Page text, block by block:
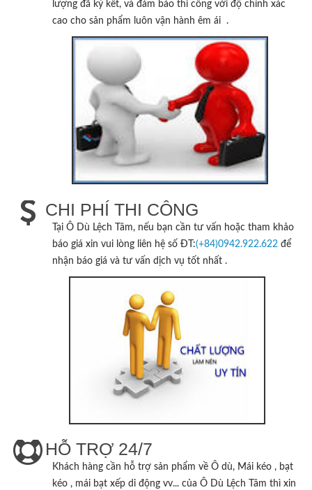
lượng đã ký kết, và đảm bảo thi công với độ chính xác
cao cho sản phẩm luôn vận hành êm ái .
CHI PHÍ THI CÔNG
Tại Ô Dù Lệch Tâm, nếu bạn cần tư vấn hoặc tham khảo
báo giá xin vui lòng liên hệ số ĐT:(+84)0942.922.622 để
nhận báo giá và tư vấn dịch vụ tốt nhất .
HỖ TRỢ 24/7
Khách hàng cần hỗ trợ sản phẩm về Ô dù, Mái kéo , bạt
kéo , mái bạt xếp di động vv... của Ô Dù Lệch Tâm thì xin